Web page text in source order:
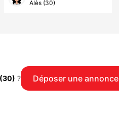
Alès (30)
? Déposer une annonce